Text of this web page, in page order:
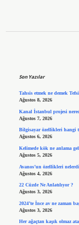
Son Yazılar
Tahsis etmek ne demek
Ağustos 8, 2026
Kanal İstanbul projesi
Ağustos 7, 2026
Bilgisayar özellikleri hangi
Ağustos 6, 2026
Kelimede kök ne anlama
Ağustos 5, 2026
Avanos’un özellikleri
Ağustos 4, 2026
22 Cüzde Ne Anlatılıyor ?
Ağustos 3, 2026
2024’te İnce av ne zaman
Ağustos 3, 2026
Her ağaçtan kaşık olmaz